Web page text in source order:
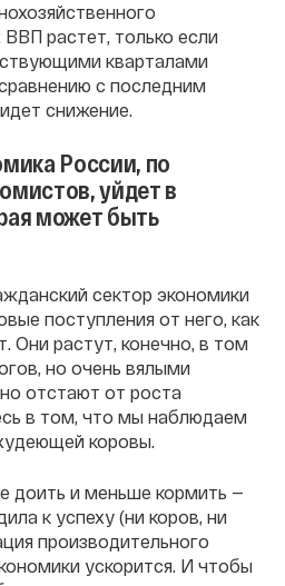
растет, только если
кварталами
с последним
снижение.
России, по
уйдет в
может быть
сектор экономики
поступления от него, как
Они растут, конечно, в том
но очень вялыми
отстают от роста
в том, что мы наблюдаем
коровы.
доить и меньше кормить —
к успеху (ни коров, ни
производительного
ускорится. И чтобы